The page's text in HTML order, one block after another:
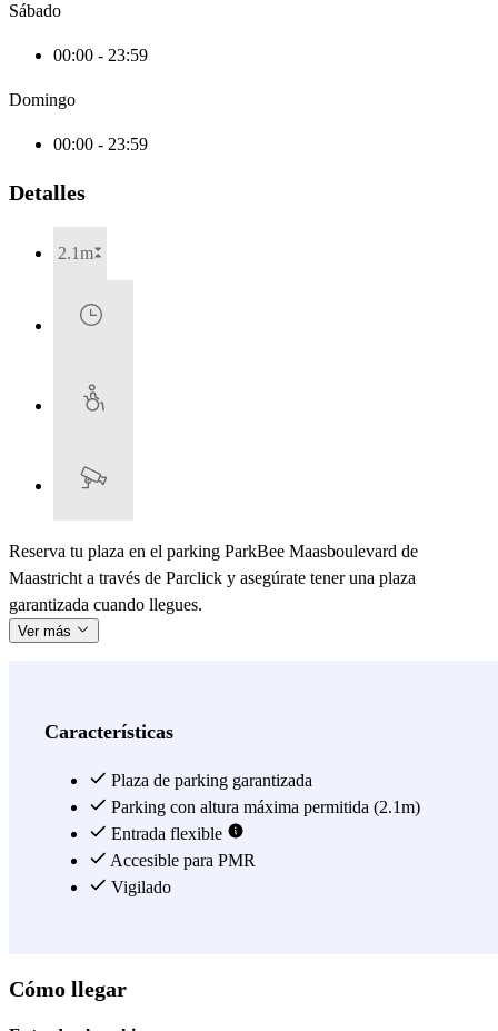
Sábado
00:00 - 23:59
Domingo
00:00 - 23:59
Detalles
2.1m
Reserva tu plaza en el parking ParkBee Maasboulevard de
Maastricht a través de Parclick y asegúrate tener una plaza
garantizada cuando llegues.
Ver más
Características
Plaza de parking garantizada
Parking con altura máxima permitida (2.1m)
Entrada flexible
Accesible para PMR
Vigilado
Cómo llegar